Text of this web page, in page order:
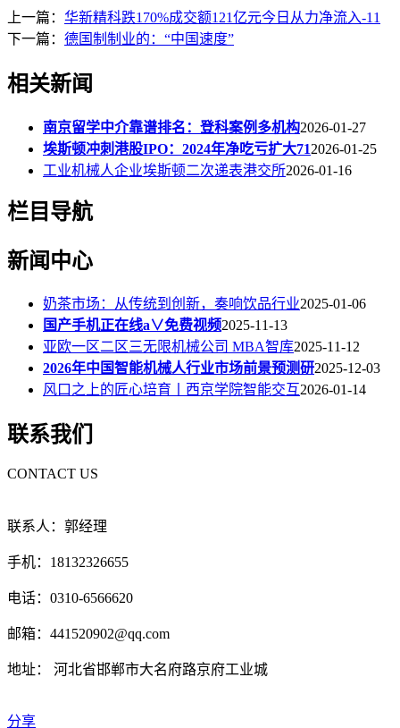
上一篇： 华新精科跌170%成交额121亿元今日从力净流入-11
下一篇： 德国制制业的：“中国速度”
相关新闻
南京留学中介靠谱排名：登科案例多机构2026-01-27
埃斯顿冲刺港股IPO：2024年净吃亏扩大712026-01-25
工业机械人企业埃斯顿二次递表港交所2026-01-16
栏目导航
新闻中心
奶茶市场：从传统到创新，奏响饮品行业2025-01-06
国产手机正在线a∨免费视频2025-11-13
亚欧一区二区三无限机械公司 MBA智库2025-11-12
2026年中国智能机械人行业市场前景预测研2025-12-03
风口之上的匠心培育丨西京学院智能交互2026-01-14
联系我们
CONTACT US
联系人：郭经理
手机：18132326655
电话：0310-6566620
邮箱：441520902@qq.com
地址： 河北省邯郸市大名府路京府工业城
分享